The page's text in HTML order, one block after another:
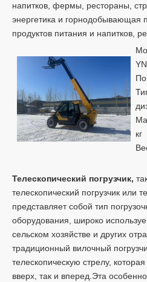
напитков, фермы, рестораны,
энергетика и горнодобывающая
продуктов питания и напитков,
кг
Телескопический погрузчик,
телескопический погрузчик или
представляет собой тип
оборудования, широко
сельском хозяйстве и других
традиционный вилочный
телескопическую стрелу,
вверх, так и вперед.Эта